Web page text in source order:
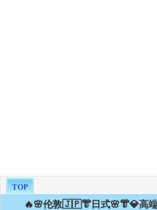
TOP
🔥🌸伦敦🇯🇵👘日式🌸👘💎高